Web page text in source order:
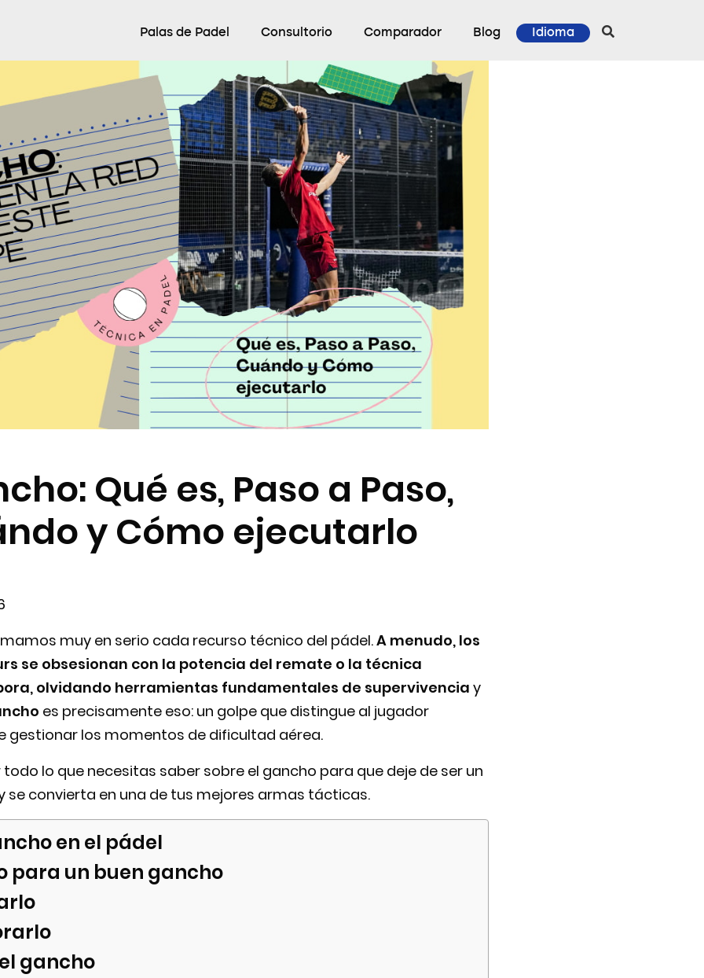
Palas de Padel Consultorio Comparador Blog Idioma
Qué es, Paso a Paso,
y Cómo ejecutarlo
muy en serio cada recurso técnico del pádel.A menudo, los
se obsesionan con la potencia del remate o la técnica
olvidando herramientas fundamentales de supervivencia y
es precisamente eso: un golpe que distingue al jugador
gestionar los momentos de dificultad aérea.
lo que necesitas saber sobre el gancho para que deje de ser un
se convierta en una de tus mejores armas tácticas.
en el pádel
para un buen gancho
gancho